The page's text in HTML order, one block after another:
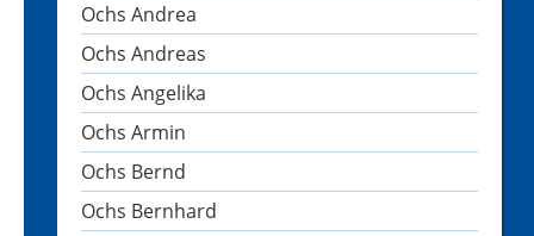
Ochs Andrea
Ochs Andreas
Ochs Angelika
Ochs Armin
Ochs Bernd
Ochs Bernhard